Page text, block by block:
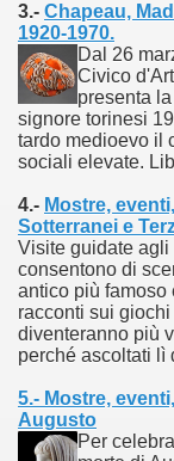
3.- Chapeau,
1920-1970.
Dal 26
Civico
presenta
signore torinesi
tardo medioevo il
sociali elevate.
4.- Mostre,
Sotterranei e
Visite guidate
consentono di
antico più famoso
racconti sui
diventeranno più
perché ascoltati lì
5.- Mostre,
Augusto
Per